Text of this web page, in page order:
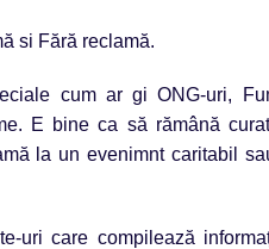
si Fără reclamă.
cum ar gi ONG-uri,
E bine ca să rămână
la un evenimnt caritabil
uri care compilează